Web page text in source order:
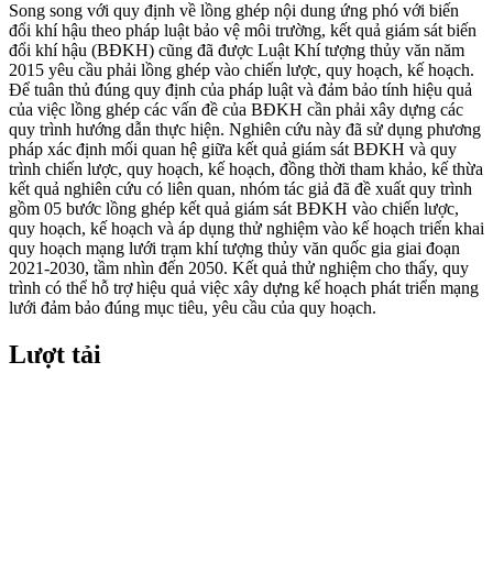
Song song với quy định về lồng ghép nội dung ứng phó với biến
đổi khí hậu theo pháp luật bảo vệ môi trường, kết quả giám sát biến
đổi khí hậu (BĐKH) cũng đã được Luật Khí tượng thủy văn năm
2015 yêu cầu phải lồng ghép vào chiến lược, quy hoạch, kế hoạch.
Để tuân thủ đúng quy định của pháp luật và đảm bảo tính hiệu quả
của việc lồng ghép các vấn đề của BĐKH cần phải xây dựng các
quy trình hướng dẫn thực hiện. Nghiên cứu này đã sử dụng phương
pháp xác định mối quan hệ giữa kết quả giám sát BĐKH và quy
trình chiến lược, quy hoạch, kế hoạch, đồng thời tham khảo, kế thừa
kết quả nghiên cứu có liên quan, nhóm tác giả đã đề xuất quy trình
gồm 05 bước lồng ghép kết quả giám sát BĐKH vào chiến lược,
quy hoạch, kế hoạch và áp dụng thử nghiệm vào kế hoạch triển khai
quy hoạch mạng lưới trạm khí tượng thủy văn quốc gia giai đoạn
2021-2030, tầm nhìn đến 2050. Kết quả thử nghiệm cho thấy, quy
trình có thể hỗ trợ hiệu quả việc xây dựng kế hoạch phát triển mạng
lưới đảm bảo đúng mục tiêu, yêu cầu của quy hoạch.
Lượt tải